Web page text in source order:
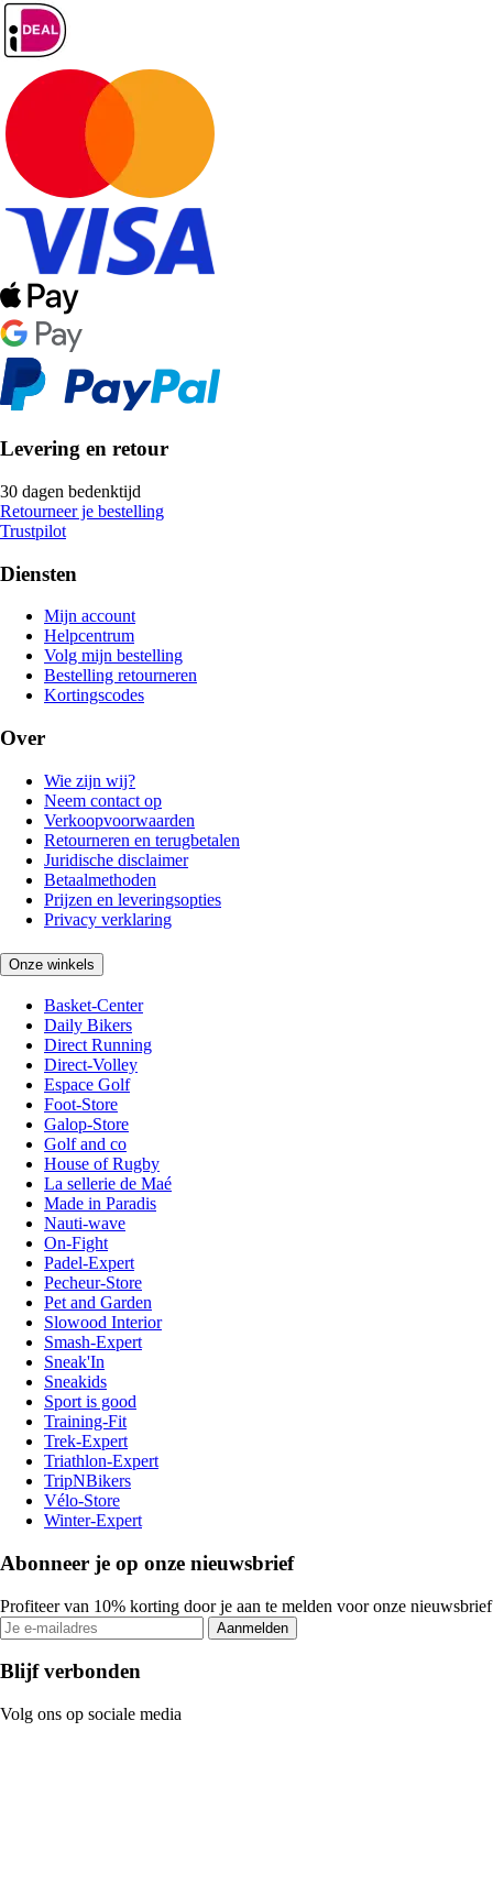
Levering en retour
30 dagen bedenktijd
Retourneer je bestelling
Trustpilot
Diensten
Mijn account
Helpcentrum
Volg mijn bestelling
Bestelling retourneren
Kortingscodes
Over
Wie zijn wij?
Neem contact op
Verkoopvoorwaarden
Retourneren en terugbetalen
Juridische disclaimer
Betaalmethoden
Prijzen en leveringsopties
Privacy verklaring
Onze winkels
Basket-Center
Daily Bikers
Direct Running
Direct-Volley
Espace Golf
Foot-Store
Galop-Store
Golf and co
House of Rugby
La sellerie de Maé
Made in Paradis
Nauti-wave
On-Fight
Padel-Expert
Pecheur-Store
Pet and Garden
Slowood Interior
Smash-Expert
Sneak'In
Sneakids
Sport is good
Training-Fit
Trek-Expert
Triathlon-Expert
TripNBikers
Vélo-Store
Winter-Expert
Abonneer je op onze nieuwsbrief
Profiteer van 10% korting door je aan te melden voor onze nieuwsbrief
Aanmelden
Blijf verbonden
Volg ons op sociale media